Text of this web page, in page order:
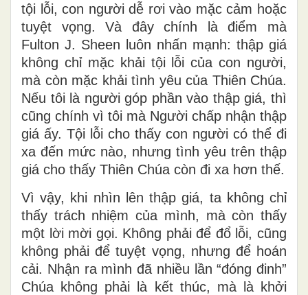
tội lỗi, con người dễ rơi vào mặc cảm hoặc
tuyệt vọng. Và đây chính là điểm mà
Fulton J. Sheen luôn nhấn mạnh: thập giá
không chỉ mặc khải tội lỗi của con người,
mà còn mặc khải tình yêu của Thiên Chúa.
Nếu tôi là người góp phần vào thập giá, thì
cũng chính vì tôi mà Người chấp nhận thập
giá ấy. Tội lỗi cho thấy con người có thể đi
xa đến mức nào, nhưng tình yêu trên thập
giá cho thấy Thiên Chúa còn đi xa hơn thế.
Vì vậy, khi nhìn lên thập giá, ta không chỉ
thấy trách nhiệm của mình, mà còn thấy
một lời mời gọi. Không phải để đổ lỗi, cũng
không phải để tuyệt vọng, nhưng để hoán
cải. Nhận ra mình đã nhiều lần “đóng đinh”
Chúa không phải là kết thúc, mà là khởi